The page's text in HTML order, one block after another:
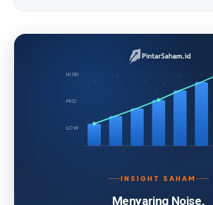
HIGH
MID
LOW
INSIGHT SAHAM
Menyaring Noise,